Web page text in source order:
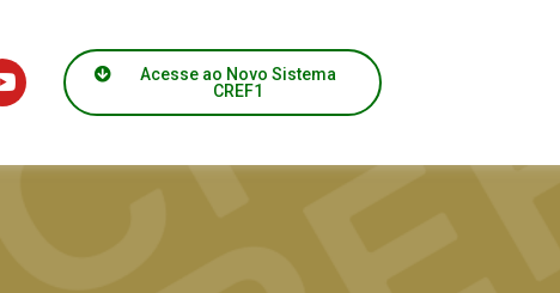
Acesse ao Novo Sistema
CREF1